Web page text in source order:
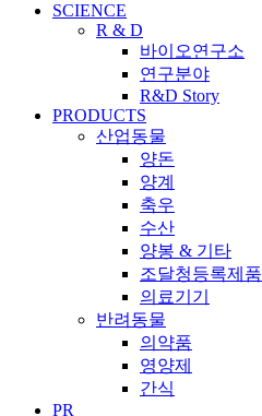
SCIENCE
R & D
바이오연구소
연구분야
R&D Story
PRODUCTS
산업동물
양돈
양계
축우
수산
양봉 & 기타
조달청등록제품
의료기기
반려동물
의약품
영양제
간식
PR